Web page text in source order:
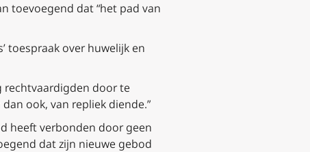
toevoegend dat “het pad van
toespraak over huwelijk en
rechtvaardigden door te
ook, van repliek diende.”
heeft verbonden door geen
dat zijn nieuwe gebod